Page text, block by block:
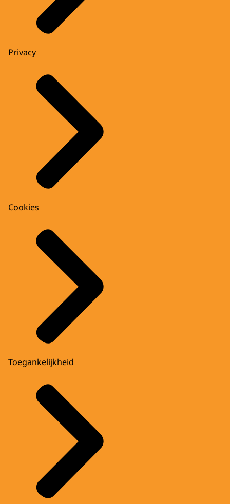
Privacy
Cookies
Toegankelijkheid